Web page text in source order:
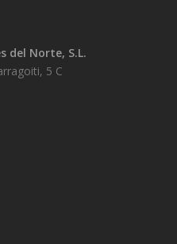
del Norte, S.L.
5 C